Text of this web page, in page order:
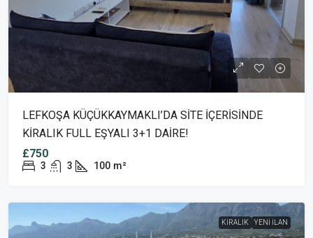
LEFKOŞA KÜÇÜKKAYMAKLI’DA SİTE İÇERİSİNDE
KİRALIK FULL EŞYALI 3+1 DAİRE!
£750
3 3 100 m²
KIRALIK YENI İLAN